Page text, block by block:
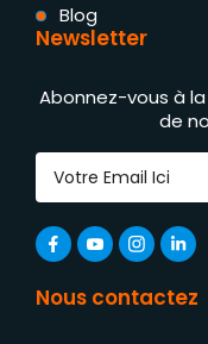
Blog
Newsletter
Abonnez-vous à
de
Nous contactez